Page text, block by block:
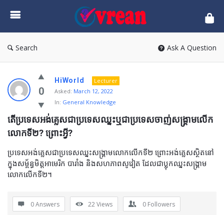
vrean.com
Search Ask A Question
0
HiWorld
Lecturer
Asked: March 12, 2022
In: General Knowledge
តើប្រទេសអង់គ្លេសជាប្រទេសឈ្នះឬជាប្រទេសចាញ់សង្គ្រាមលើក
លោកទី២? ព្រោះអ្វី?
ប្រទេសអង់គ្លេសជាប្រទេសឈ្នះសង្គ្រាមលោកលើកទី២ ព្រោះអង់គ្លេសស្ថិតនៅ
ក្នុងសម្ព័ន្ធមិត្តអាមេរិក បារាំង និងសហភាពសូវៀត ដែលជាប្លុកឈ្នះសង្គ្រាម
លោកលើកទី២។
0 Answers 22Views 0 Followers